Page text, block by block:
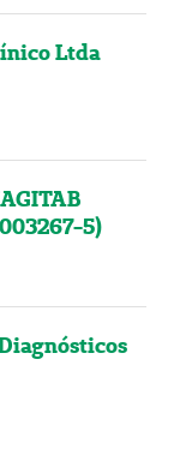
Ltda
5)